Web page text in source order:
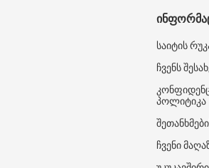
საიტის
ჩვენს
პოლიტიკა
ჩვენი